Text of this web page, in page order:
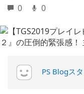
0 0
PS Blogス